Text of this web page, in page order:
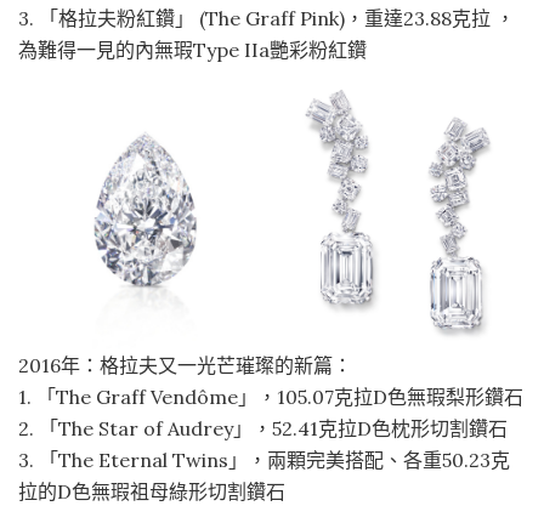
3. 「格拉夫粉紅鑽」 (The Graff Pink)，重達23.88克拉 ，
為難得一見的內無瑕Type IIa艷彩粉紅鑽
2016年：格拉夫又一光芒璀璨的新篇：
1. 「The Graff Vendôme」，105.07克拉D色無瑕梨形鑽石
2. 「The Star of Audrey」，52.41克拉D色枕形切割鑽石
3. 「The Eternal Twins」，兩顆完美搭配、各重50.23克
拉的D色無瑕祖母綠形切割鑽石